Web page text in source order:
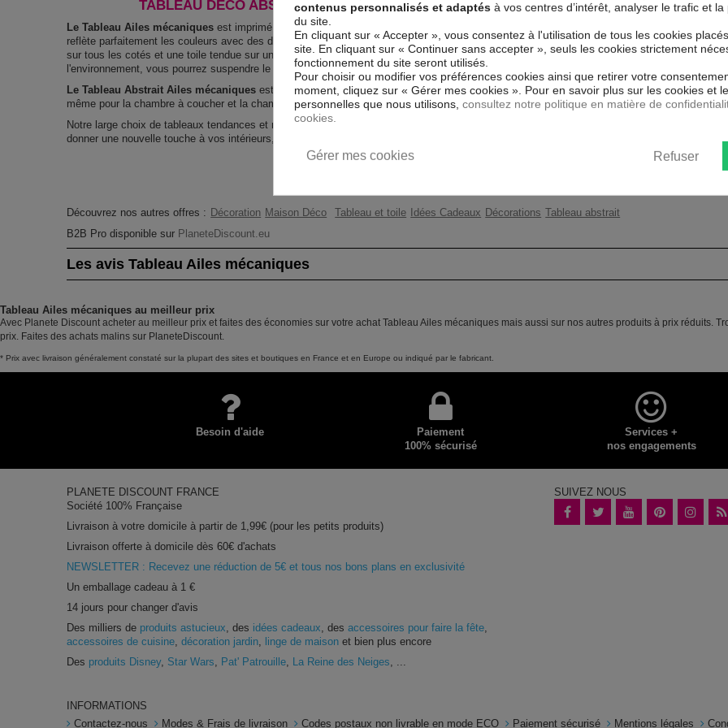
TABLEAU DÉCO ABSTRAIT AILES MÉCANIQUES !
Le Tableau Ailes mécaniques est imprimé sur un papier intissé spécial et de haute qualité qui
reflète parfaitement les couleurs avec des détails parfaitement reproduits. Grâce à une impression
sur tous les cotés et une toile tendue sur un châssis fait de matériaux respectueux de
l'environnement, vous pourrez suspendre le tableau immédiatement sans avoir à l'encadrer.
Le Tableau Abstrait Ailes mécaniques est résistant aux rayons UV, inodore et 100 % sûr, parfait
même pour la chambre à coucher et la chambre des enfants.
Notre large choix de tableaux tendances et modernes constituent un moyen simple et pas cher de
donner une nouvelle touche à vos intérieurs, il y en a pour tous les goût.
Thème
Impression
Découvrez nos autres offres : Décoration Maison Déco Tableau et toile Idées Cadeaux Décorations Tableau abstrait
B2B Pro disponible sur PlaneteDiscount.eu
Les avis Tableau Ailes mécaniques
Tableau Ailes mécaniques au meilleur prix
Avec Planete Discount acheter au meilleur prix et faites des économies sur votre achat Tableau Ailes mécaniques mais aussi sur nos autres produits à prix réduits.
prix. Faites des achats malins sur PlaneteDiscount.
* Prix avec livraison généralement constaté sur la plupart des sites et boutiques en France et en Europe ou indiqué par le fabricant.
Besoin d'aide
Paiement
100% sécurisé
Services +
nos engagements
PLANETE DISCOUNT FRANCE
Société 100% Française
Livraison à votre domicile à partir de 1,99€ (pour les petits produits)
Livraison offerte à domicile dès 60€ d'achats
NEWSLETTER : Recevez une réduction de 5€ et tous nos bons plans en exclusivité
Un emballage cadeau à 1 €
14 jours pour changer d'avis
Des milliers de produits astucieux , des idées cadeaux , desaccessoires pour faire la fête
accessoires de cuisine ,décoration jardin linge de maison et bien plus encore
Des produits Disney, Star Wars Pat' Patrouille La Reine des Neiges
SUIVEZ NOUS
INFORMATIONS
Contactez-nous
Modes & Frais de livraison Codes postaux non livrable en mode ECO Paiement sécurisé Mentions légales
contenus personnalisés et adaptés à vos centres d’intérêt, analyser le trafic et
du site.
En cliquant sur « Accepter », vous consentez à l'utilisation de tous les cookies
site. En cliquant sur « Continuer sans accepter », seuls les cookies strictement
fonctionnement du site seront utilisés.
Pour choisir ou modifier vos préférences cookies ainsi que retirer votre
moment, cliquez sur « Gérer mes cookies ». Pour en savoir plus sur les cookies et
personnelles que nous utilisons, consultez notre politique en matière de
cookies.
Refuser
Gérer mes cookies